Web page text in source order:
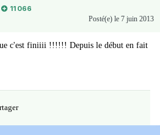
11 066
Posté(e) le 7 juin 2013
c'est finiiii !!!!!! Depuis le début en fait